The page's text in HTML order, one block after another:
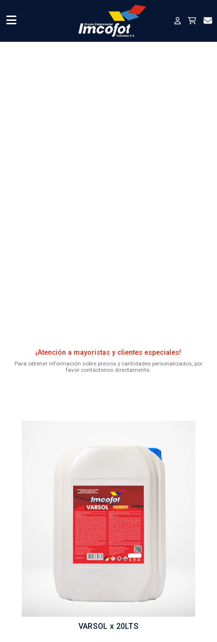
¡Atención a mayoristas y clientes especiales!
Para obtener información sobre precios y cantidades personalizados, por
favor contáctenos directamente.
VARSOL x 20LTS